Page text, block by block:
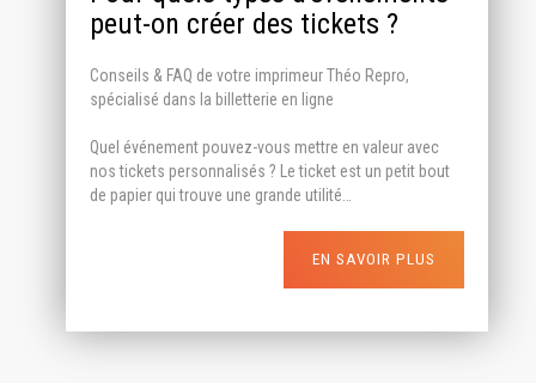
peut-on créer des tickets ?
Conseils & FAQ de votre imprimeur Théo Repro,
spécialisé dans la billetterie en ligne
Quel événement pouvez-vous mettre en valeur avec
nos tickets personnalisés ? Le ticket est un petit bout
de papier qui trouve une grande utilité…
EN SAVOIR PLUS